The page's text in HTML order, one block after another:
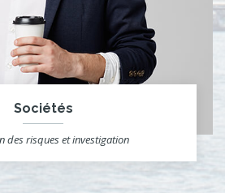
Sociétés
des risques et investigation